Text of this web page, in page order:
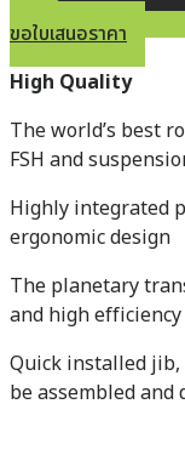
ขอใบเสนอราคา
High Quality
The world’s best
FSH and
Highly integrated
ergonomic design
The planetary
and high efficiency
Quick installed jib,
be assembled and